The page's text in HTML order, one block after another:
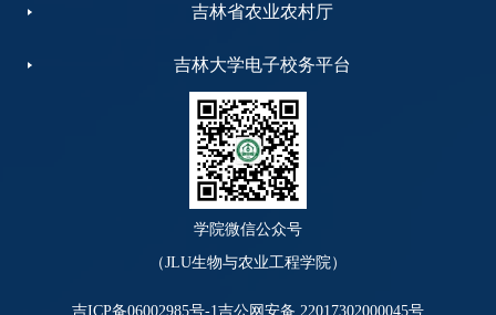
吉林省农业农村厅
吉林大学电子校务平台
学院微信公众号
（JLU生物与农业工程学院）
吉ICP备06002985号-1 吉公网安备 22017302000045号